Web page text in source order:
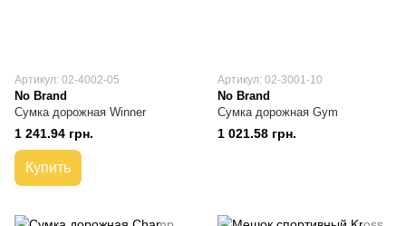
Артикул: 02-4002-05
No Brand
Сумка дорожная Winner
1 241.94 грн.
Купить
Артикул: 02-3001-10
No Brand
Сумка дорожная Gym
1 021.58 грн.